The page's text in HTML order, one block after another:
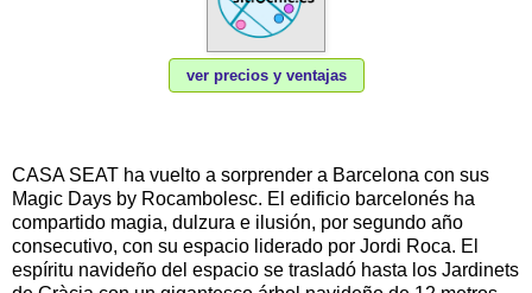
ver precios y ventajas
CASA SEAT ha vuelto a sorprender a Barcelona con sus
Magic Days by Rocambolesc. El edificio barcelonés ha
compartido magia, dulzura e ilusión, por segundo año
consecutivo, con su espacio liderado por Jordi Roca. El
espíritu navideño del espacio se trasladó hasta los Jardinets